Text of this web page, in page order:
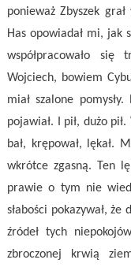
ponieważ Zbyszek
Has opowiadał mi, jak
współpracowało
Wojciech, bowiem
miał szalone
pojawiał. I pił, dużo
bał, krępował, lękał.
wkrótce zgasną. Ten
prawie o tym nie
słabości pokazywał,
źródeł tych
zbroczonej krwią